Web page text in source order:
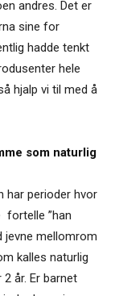
andres. Det er
sine for
hadde tenkt
hele
hjalp vi til med å
som naturlig
har perioder hvor
fortelle ”han
jevne mellomrom
kalles naturlig
år. Er barnet